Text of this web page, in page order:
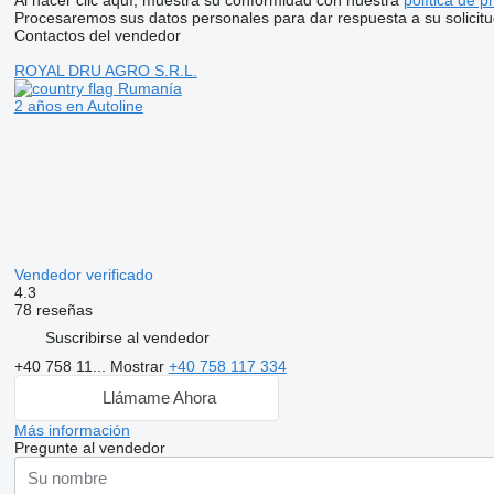
Procesaremos sus datos personales para dar respuesta a su
Contactos del vendedor
ROYAL DRU AGRO S.R.L.
Rumanía
2 años en Autoline
Vendedor verificado
4.3
78 reseñas
Suscribirse al vendedor
+40 758 11... Mostrar +40 758 117 334
Llámame Ahora
Más información
Pregunte al vendedor